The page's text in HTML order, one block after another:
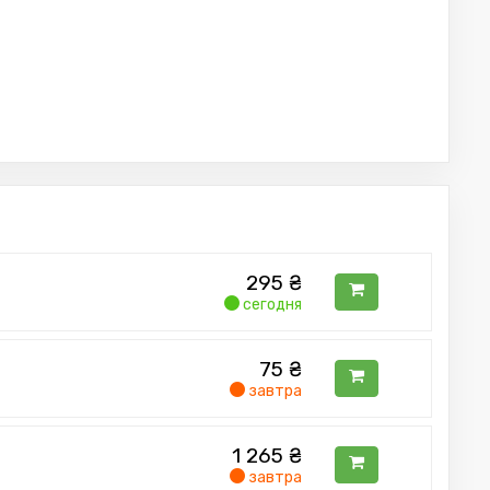
295 ₴
сегодня
75 ₴
завтра
1 265 ₴
завтра